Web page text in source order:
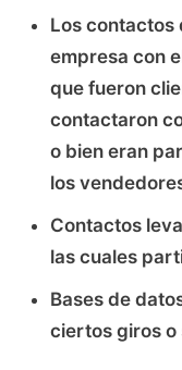
Los contactos
empresa con
que fueron
contactaron
o bien eran
los
Contactos
las cuales
Bases de
ciertos giros o